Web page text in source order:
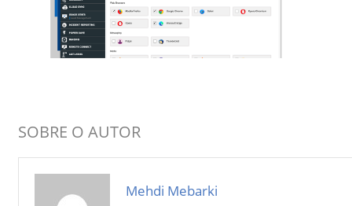
SOBRE O AUTOR
Mehdi Mebarki